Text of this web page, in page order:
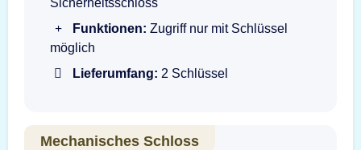
Sicherheitsschloss
Funktionen: Zugriff nur mit Schlüssel
möglich
Lieferumfang: 2 Schlüssel
Mechanisches Schloss